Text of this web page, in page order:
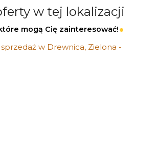
w tej lokalizacji
mogą Cię zainteresować!